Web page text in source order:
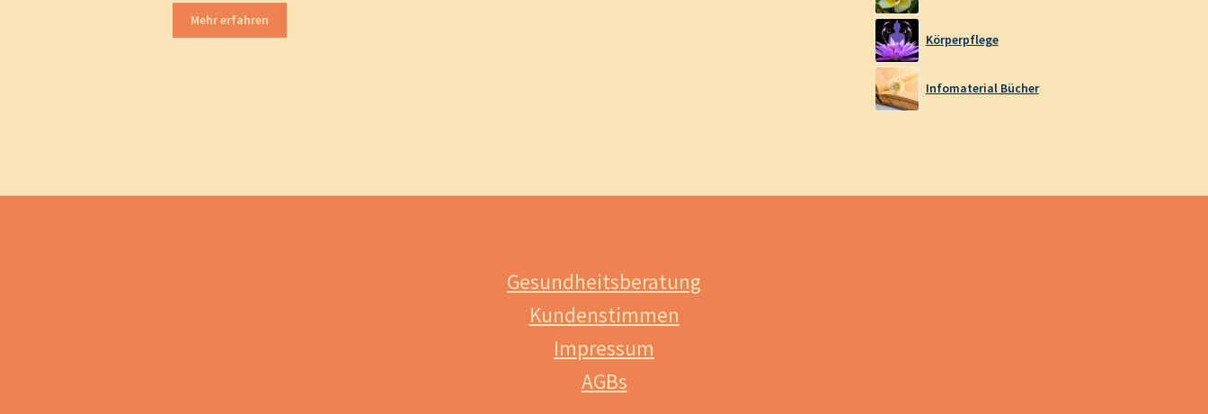
Mehr erfahren
Körperpflege
Infomaterial Bücher
Gesundheitsberatung
Kundenstimmen
Impressum
AGBs